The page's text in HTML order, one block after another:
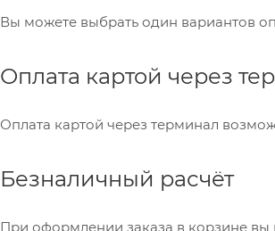
Вы можете выбрать один вариантов
Оплата картой через
Оплата картой через терминал
Безналичный расчёт
При оформлении заказа в корзине вы